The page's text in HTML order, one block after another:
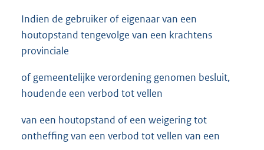
Indien de gebruiker of eigenaar van een
houtopstand tengevolge van een krachtens
provinciale
of gemeentelijke verordening genomen besluit,
houdende een verbod tot vellen
van een houtopstand of een weigering tot
ontheffing van een verbod tot vellen van een